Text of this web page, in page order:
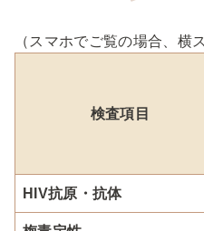
（スマホでご覧の場合、横
検査項目
HIV抗原・抗体